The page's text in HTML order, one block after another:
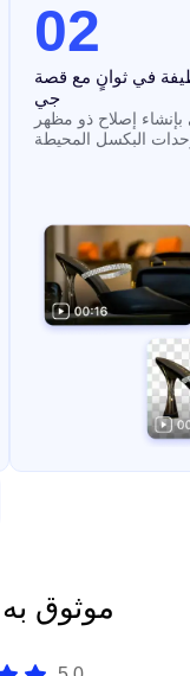
02
في ثوانٍ مع قصة
جي
إصلاح ذو مظهر
موثوق